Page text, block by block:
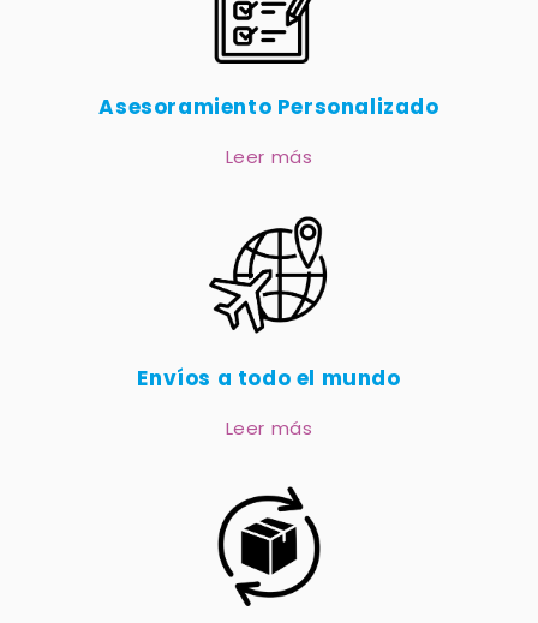
Asesoramiento Personalizado
Leer más
Envíos a todo el mundo
Leer más